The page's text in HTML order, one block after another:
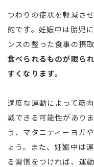
つわりの症状を軽減さ
的です。妊娠中は胎児
ンスの整った食事の摂
食べられるものが限ら
すくなります。
適度な運動によって筋
減できる可能性があり
う、マタニティーヨガ
ょう。また、妊娠中は
る習慣をつければ、運